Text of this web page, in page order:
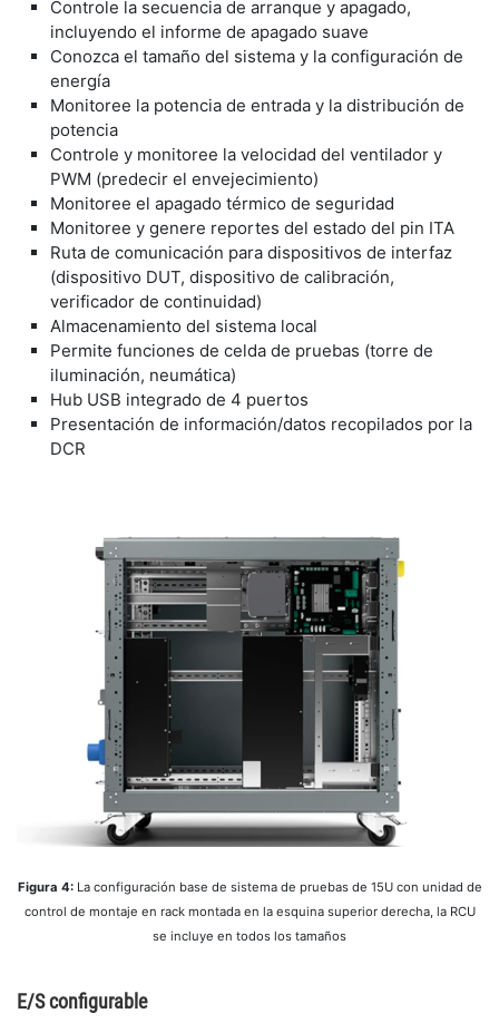
​Controle la secuencia de arranque y apagado,
incluyendo el informe de apagado suave
​Conozca el tamaño del sistema y la configuración de
energía
​Monitoree la potencia de entrada y la distribución de
potencia
Controle y monitoree la velocidad del ventilador y
PWM (predecir el envejecimiento)
​Monitoree el apagado térmico de seguridad
​Monitoree y genere reportes del estado del pin ITA
Ruta de comunicación para dispositivos de interfaz
(dispositivo DUT, dispositivo de calibración,
verificador de continuidad)
​Almacenamiento del sistema local
Permite funciones de celda de pruebas (torre de
iluminación, neumática)
​Hub USB integrado de 4 puertos
Presentación de información/datos recopilados por la
DCR
Figura 4: La configuración base de sistema de pruebas de 15U con unidad de
control de montaje en rack montada en la esquina superior derecha, la RCU
se incluye en todos los tamaños
​E/S configurable